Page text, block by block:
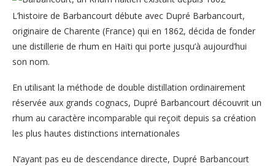
L’histoire de Barbancourt débute avec Dupré Barbancourt,
originaire de Charente (France) qui en 1862, décida de fonder
une distillerie de rhum en Haïti qui porte jusqu’à aujourd’hui
son nom.
En utilisant la méthode de double distillation ordinairement
réservée aux grands cognacs, Dupré Barbancourt découvrit un
rhum au caractère incomparable qui reçoit depuis sa création
les plus hautes distinctions internationales
N’ayant pas eu de descendance directe, Dupré Barbancourt